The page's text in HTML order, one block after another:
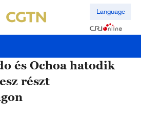
Language
és Ochoa hatodik
részt